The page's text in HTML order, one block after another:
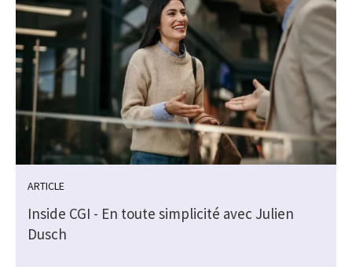
ARTICLE
Inside CGI - En toute simplicité avec Julien
Dusch